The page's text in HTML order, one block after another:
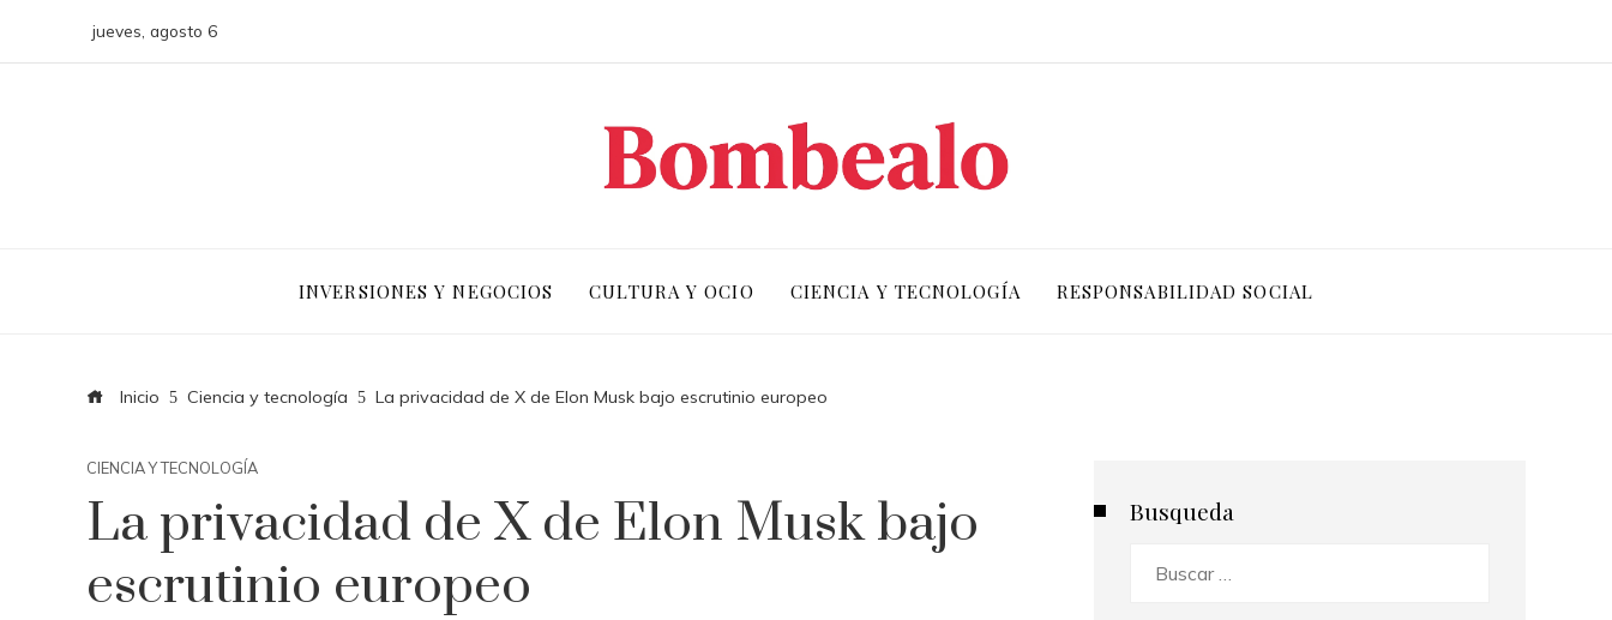
jueves, agosto 6
INVERSIONES Y NEGOCIOS CULTURA Y OCIO CIENCIA Y TECNOLOGÍA RESPONSABILIDAD SOCIAL
Inicio Ciencia y tecnología La privacidad de X de Elon Musk bajo escrutinio europeo
CIENCIA Y TECNOLOGÍA
La privacidad de X de Elon Musk bajo
escrutinio europeo
Busqueda